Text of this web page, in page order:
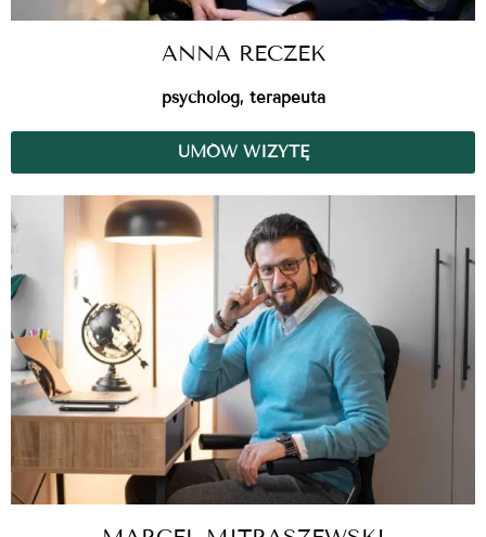
ANNA RECZEK
psycholog, terapeuta
UMÓW WIZYTĘ